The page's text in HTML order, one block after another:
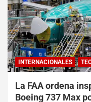
INTERNACIONALES
La FAA ordena
Boeing 737 Max